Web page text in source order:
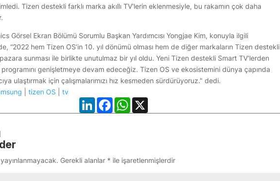
Tizen destekli farklı marka akıllı TV'lerin eklenmesiyle, bu rakamın çok daha
Görsel Ekran Bölümü Sorumlu Başkan Yardımcısı Yongjae Kim, konuyla ilgili
“2022 hem Tizen OS’in 10. yıl dönümü olması hem de diğer markaların Tizen destekli
sunması ile birlikte unutulmaz bir yıl oldu. Yeni Tizen destekli Smart TV'lerden
genişletmeye devam edeceğiz. Tizen OS ve ekosistemini dünya çapında
ulaştırmak için çalışmalarımızı hız kesmeden sürdürüyoruz." dedi.
|tizen OS |tv
LinkedInFacebookWhatsApp
X
Gerekli alanlar * ile işaretlenmişlerdir